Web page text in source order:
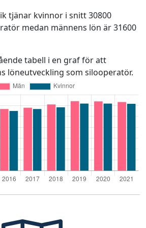
tjänar kvinnor i snitt 30800
medan männens lön är 31600
tabell i en graf för att
löneutveckling som silooperatör.